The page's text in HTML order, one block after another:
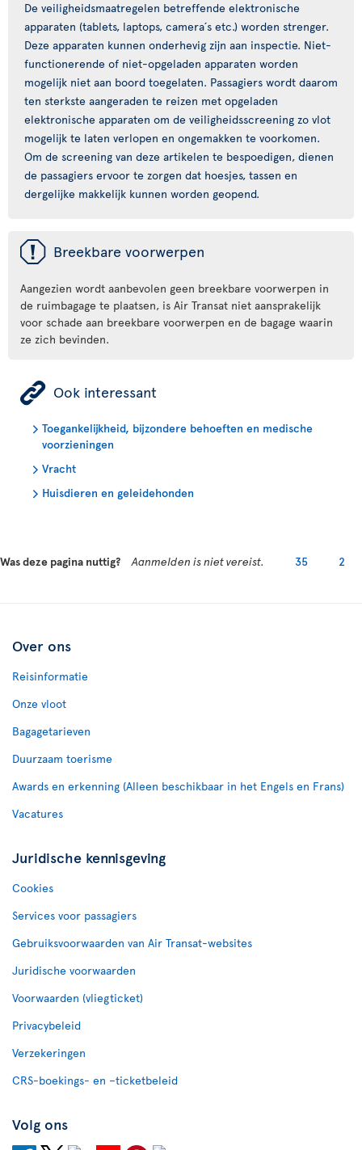
De veiligheidsmaatregelen betreffende elektronische
apparaten (tablets, laptops, camera´s etc.) worden strenger.
Deze apparaten kunnen onderhevig zijn aan inspectie. Niet-
functionerende of niet-opgeladen apparaten worden
mogelijk niet aan boord toegelaten. Passagiers wordt daarom
ten sterkste aangeraden te reizen met opgeladen
elektronische apparaten om de veiligheidsscreening zo vlot
mogelijk te laten verlopen en ongemakken te voorkomen.
Om de screening van deze artikelen te bespoedigen, dienen
de passagiers ervoor te zorgen dat hoesjes, tassen en
dergelijke makkelijk kunnen worden geopend.
ü Breekbare voorwerpen
Aangezien wordt aanbevolen geen breekbare voorwerpen in
de ruimbagage te plaatsen, is Air Transat niet aansprakelijk
voor schade aan breekbare voorwerpen en de bagage waarin
ze zich bevinden.
ÿ Ook interessant
Toegankelijkheid, bijzondere behoeften en medische
voorzieningen
Vracht
Huisdieren en geleidehonden
Was deze pagina nuttig? Aanmelden is niet vereist. 35 2
Over ons
Reisinformatie
Onze vloot
Bagagetarieven
Duurzaam toerisme
Awards en erkenning (Alleen beschikbaar in het Engels en Frans)
Vacatures
Juridische kennisgeving
Cookies
Services voor passagiers
Gebruiksvoorwaarden van Air Transat-websites
Juridische voorwaarden
Voorwaarden (vliegticket)
Privacybeleid
Verzekeringen
CRS-boekings- en –ticketbeleid
Volg ons